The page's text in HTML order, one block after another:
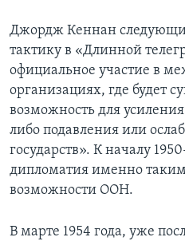
Джордж Кеннан
тактику в «Длинной
официальное участие в
организациях, где будет
возможность для
либо подавления или
государств». К началу
дипломатия именно таким
возможности ООН.
В марте 1954 года, уже